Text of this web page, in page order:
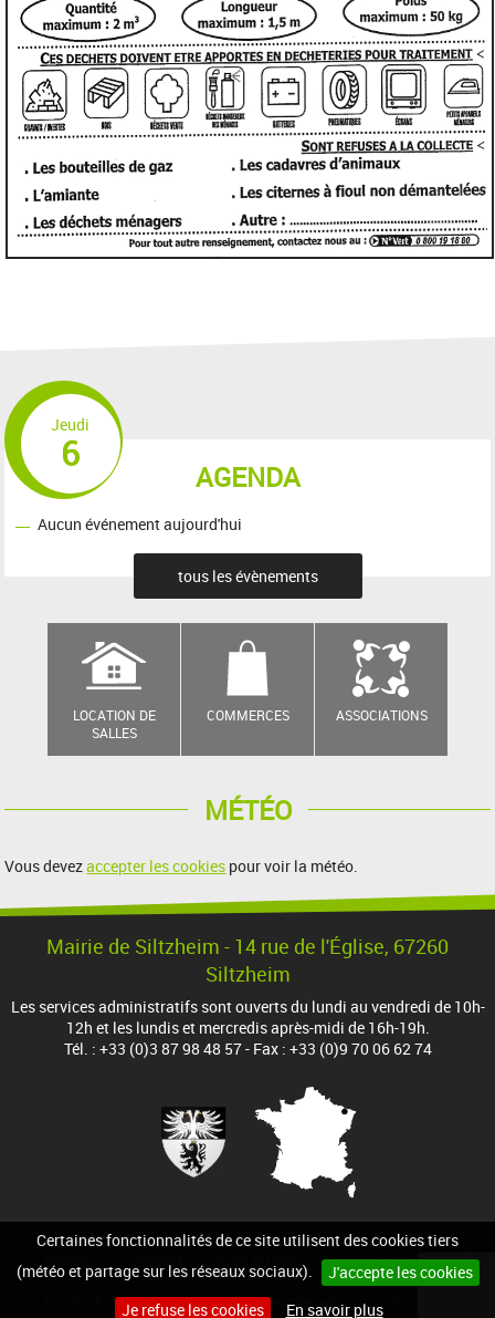
Certaines fonctionnalités de ce site utilisent des cookies tiers
(météo et partage sur les réseaux sociaux).
J'accepte les cookies
Je refuse les cookies
En savoir plus
AGENDA
Jeudi
6
Aucun événement aujourd'hui
tous les évènements
LOCATION DE
SALLES
COMMERCES ASSOCIATIONS
MÉTÉO
Vous devezaccepter les cookies pour voir la météo.
Mairie de Siltzheim - 14 rue de l'Église, 67260
Siltzheim
Les services administratifs sont ouverts du lundi au vendredi de 10h-
12h et les lundis et mercredis après-midi de 16h-19h.
Tél. : +33 (0)3 87 98 48 57 - Fax : +33 (0)9 70 06 62 74
Mentions légales
Accessibilité Cookies Site internet pour communes